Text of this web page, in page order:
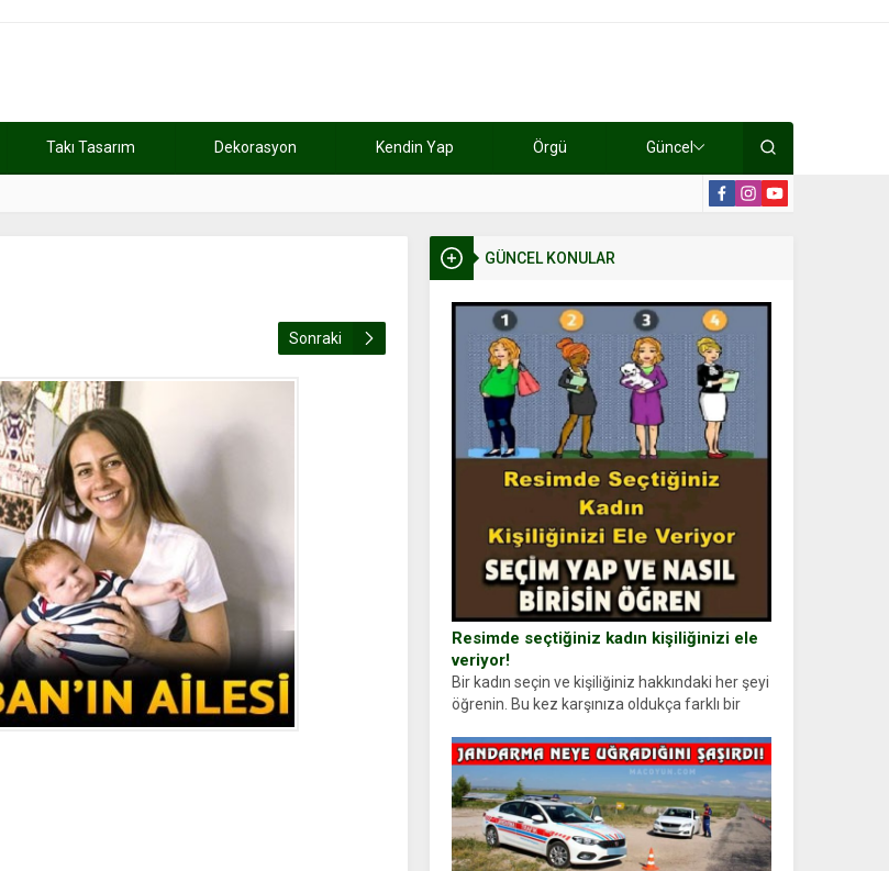
Takı Tasarım Dekorasyon Kendin Yap Örgü Güncel
GÜNCEL KONULAR
Resimde seçtiğiniz kadın kişiliğinizi ele
veriyor!
Bir kadın seçin ve kişiliğiniz hakkındaki her şeyi
öğrenin. Bu kez karşınıza oldukça farklı bir
kadın figürlerinden dikkatinizi en...
Sonraki